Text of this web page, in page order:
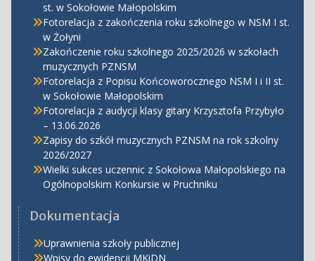
st. w Sokołowie Małopolskim
Fotorelacja z zakończenia roku szkolnego w NSM I st.
w Żołyni
Zakończenie roku szkolnego 2025/2026 w szkołach
muzycznych PZNSM
Fotorelacja z Popisu Końcoworocznego NSM I i II st.
w Sokołowie Małopolskim
Fotorelacja z audycji klasy gitary Krzysztofa Przybyło
– 13.06.2026
Zapisy do szkół muzycznych PZNSM na rok szkolny
2026/2027
Wielki sukces uczennic z Sokołowa Małopolskiego na
Ogólnopolskim Konkursie w Pruchniku
Dokumentacja
Uprawnienia szkoły publicznej
Wpisy do ewidencji MKiDN